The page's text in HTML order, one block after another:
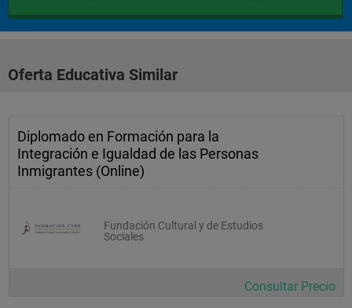
Oferta Educativa Similar
Diplomado en Formación para la
Integración e Igualdad de las Personas
Inmigrantes (Online)
Fundación Cultural y de Estudios
Sociales
Consultar Precio